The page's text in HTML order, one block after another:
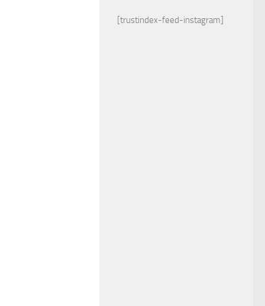
[trustindex-feed-instagram]